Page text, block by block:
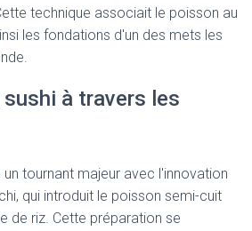
technique associait le poisson au
les fondations d'un des mets les
à travers les
tournant majeur avec l'innovation
qui introduit le poisson semi-cuit
de riz. Cette préparation se